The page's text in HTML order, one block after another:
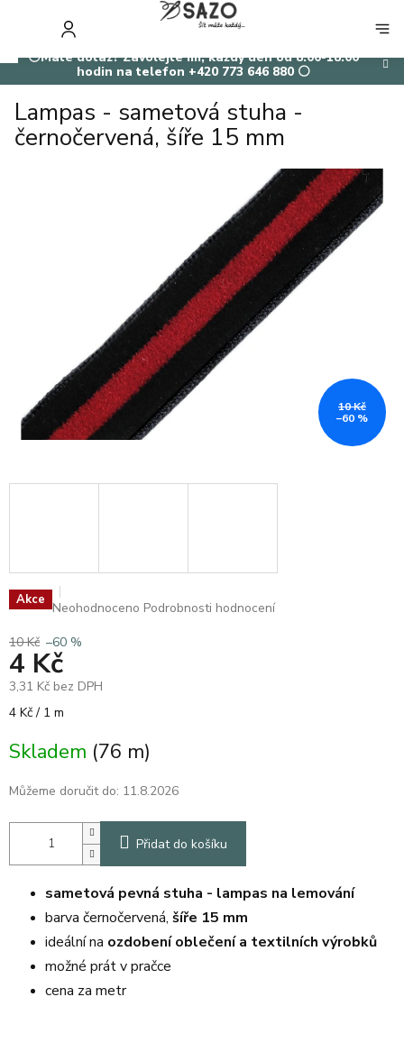
⚪Máte dotaz? Zavolejte mi, každý den od 8:00-18:00
hodin na telefon +420 773 646 880 ⚪
KOŠÍK
Lampas - sametová stuha -
černočervená, šíře 15 mm
Akce Průměrné
produktu
je
0,0
z
5
Neohodnoceno Podrobnosti hodnocení
10 Kč
–60 %
10 Kč –60 %
4 Kč
3,31 Kč bez DPH
Měrná
4 Kč / 1 m
Skladem (76 m)
Můžeme doručit do: 11.8.2026
Přidat do košíku
sametová pevná stuha - lampas na lemování
barva černočervená, šíře 15 mm
ideální na ozdobení oblečení a textilních výrobků
možné prát v pračce
cena za metr